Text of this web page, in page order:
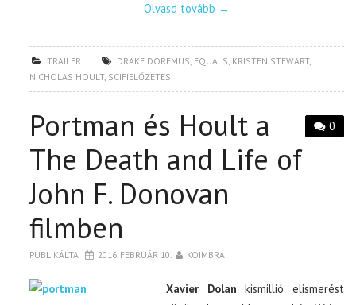
Olvasd tovább →
TRAILER DRAKE DOREMUS, EQUALS, KRISTEN STEWART,
NICHOLAS HOULT, SCIFIELŐZETES
0
Portman és Hoult a
The Death and Life of
John F. Donovan
filmben
PUBLIKÁLTA 2016. FEBRUÁR 10. KOIMBRA
Xavier Dolan kismillió elismerést